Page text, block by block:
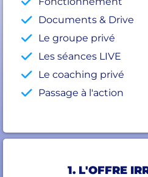
Documents & Drive
Le groupe privé
Les séances LIVE
Le coaching privé
Passage à l'action
1. L'OFFRE